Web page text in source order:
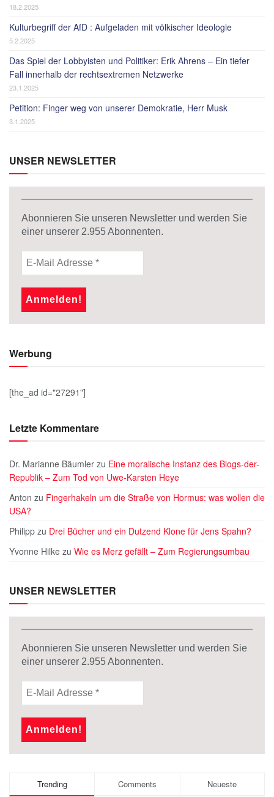
18.2.2025
Kulturbegriff der AfD : Aufgeladen mit völkischer Ideologie
5.2.2025
Das Spiel der Lobbyisten und Politiker: Erik Ahrens – Ein tiefer
Fall innerhalb der rechtsextremen Netzwerke
23.1.2025
Petition: Finger weg von unserer Demokratie, Herr Musk
3.1.2025
UNSER NEWSLETTER
Abonnieren Sie unseren Newsletter und werden Sie
einer unserer 2.955Abonnenten.
Werbung
[the_ad id="27291"]
Letzte Kommentare
Dr. Marianne Bäumler zu Eine moralische Instanz des Blogs-der-
Republik – Zum Tod von Uwe-Karsten Heye
Anton zu Fingerhakeln um die Straße von Hormus: was wollen die
USA?
Philipp zu Drei Bücher und ein Dutzend Klone für Jens Spahn?
Yvonne Hilke zu Wie es Merz gefällt – Zum Regierungsumbau
UNSER NEWSLETTER
Abonnieren Sie unseren Newsletter und werden Sie
einer unserer 2.955Abonnenten.
Trending Comments Neueste